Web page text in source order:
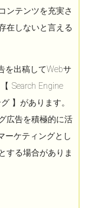
ンテンツを充実さ
在しないと言える
を出稿してWebサ
【 Search Engine
】があります。
広告を積極的に活
ーケティングとし
する場合がありま